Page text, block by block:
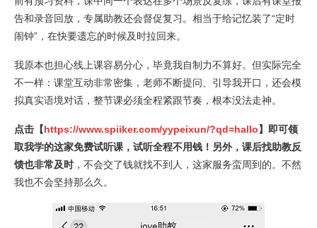
告和录音回放，专属助教还会督促复习。相当于给记忆装了“定时
闹钟”，在快要遗忘的时候及时拉回来。
我原本也担心线上课容易分心，毕竟我自制力不算好。但实际完全
不一样：课堂互动非常密集，老师不断提问、引导我开口，还会模
拟真实语境对话，整节课必须全程紧跟节奏，根本没法走神。
点击【https://www.spiiker.com/yypeixun/?qd=hallo】即可领
取我学的这家免费试听课，试听全程不用钱！另外，课后找助教反
馈也非常及时 ，不会交了钱就找不到人，这家服务蛮周到的。不然
我也不会坚持那么久。